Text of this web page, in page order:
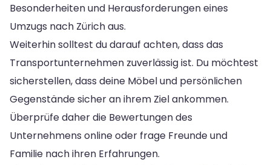
Besonderheiten und Herausforderungen eines
Umzugs nach Zürich aus.
Weiterhin solltest du darauf achten, dass das
Transportunternehmen zuverlässig ist. Du möchtest
sicherstellen, dass deine Möbel und persönlichen
Gegenstände sicher an ihrem Ziel ankommen.
Überprüfe daher die Bewertungen des
Unternehmens online oder frage Freunde und
Familie nach ihren Erfahrungen.